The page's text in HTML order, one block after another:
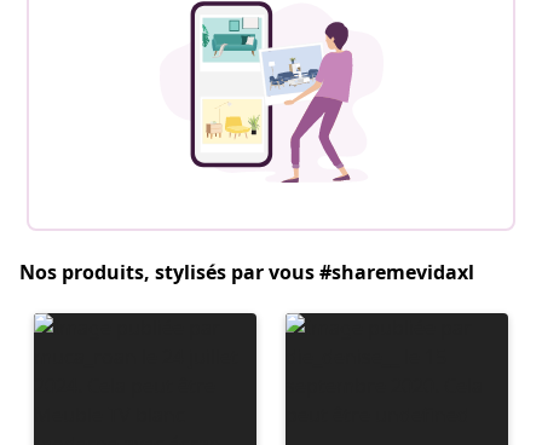
Nos produits, stylisés par vous #sharemevidaxl